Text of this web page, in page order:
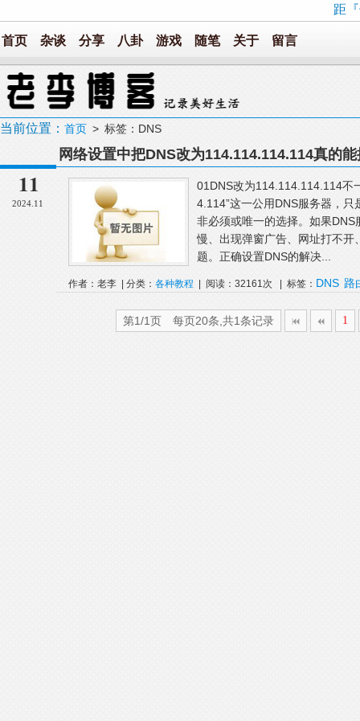
距
首页 杂谈 分享 八卦 游戏 随笔 关于 留言
当前位置： 首页 > 标签：DNS
11
2024.11
网络设置中把DNS改为114.114.114.114真的
01DNS改为114.114.114.114不
4.114”这一公用DNS服务器，
非必须或唯一的选择。如果
慢、出现弹窗广告、网址打不
题。正确设置DNS的解决...
作者：老李 | 分类： 各种教程 | 阅读：32161次 | 标签： DNS 路
第1/1页 每页20条,共1条记录
1